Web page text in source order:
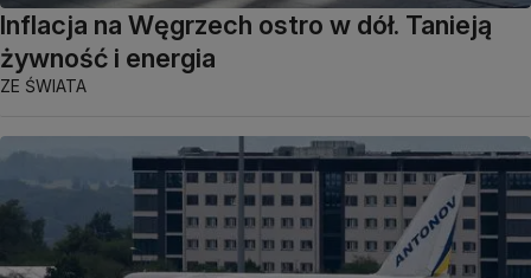
Inflacja na Węgrzech ostro w dół. Tanieją
żywność i energia
ZE ŚWIATA